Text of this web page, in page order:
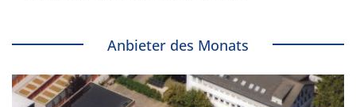
Anbieter des Monats